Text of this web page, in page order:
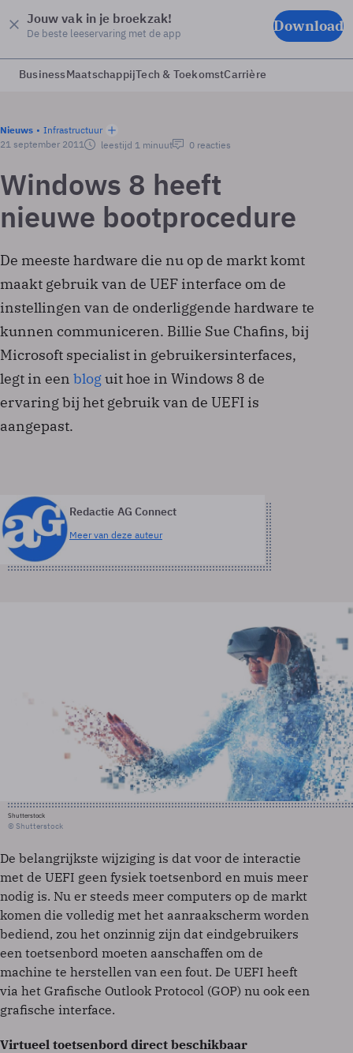
Jouw vak in je broekzak!
De beste leeservaring met de app Download
BusinessMaatschappijTech & ToekomstCarrière
Nieuws
Infrastructuur
21 september 2011
leestijd 1 minuut 0 reacties
Windows 8 heeft
nieuwe bootprocedure
De meeste hardware die nu op de markt komt
maakt gebruik van de UEF interface om de
instellingen van de onderliggende hardware te
kunnen communiceren. Billie Sue Chafins, bij
Microsoft specialist in gebruikersinterfaces,
legt in een bloguit hoe in Windows 8 de
ervaring bij het gebruik van de UEFI is
aangepast.
Redactie AG Connect
Meer van deze auteur
Shutterstock
© Shutterstock
De belangrijkste wijziging is dat voor de interactie
met de UEFI geen fysiek toetsenbord en muis meer
nodig is. Nu er steeds meer computers op de markt
komen die volledig met het aanraakscherm worden
bediend, zou het onzinnig zijn dat eindgebruikers
een toetsenbord moeten aanschaffen om de
machine te herstellen van een fout. De UEFI heeft
via het Grafische Outlook Protocol (GOP) nu ook een
grafische interface.
Virtueel toetsenbord direct beschikbaar